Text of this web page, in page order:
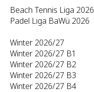
Beach Tennis Liga 2026
Padel Liga BaWü 2026
Winter 2026/27
Winter 2026/27 B1
Winter 2026/27 B2
Winter 2026/27 B3
Winter 2026/27 B4